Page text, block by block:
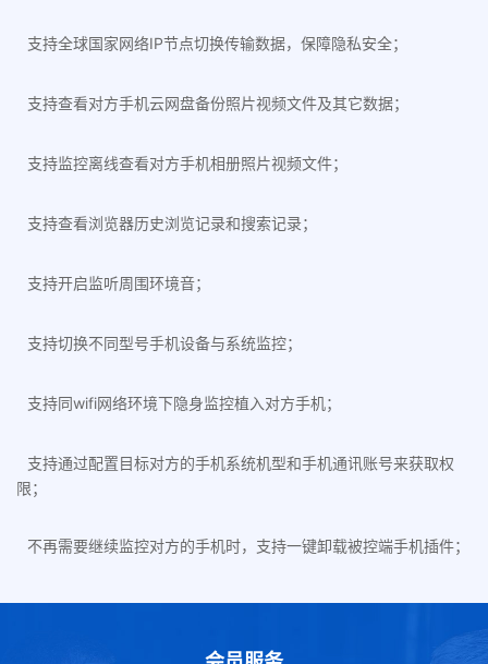
支持全球国家网络IP节点切换传输数据，保障隐私安全；
支持查看对方手机云网盘备份照片视频文件及其它数据；
支持监控离线查看对方手机相册照片视频文件；
支持查看浏览器历史浏览记录和搜索记录；
支持开启监听周围环境音；
支持切换不同型号手机设备与系统监控；
支持同wifi网络环境下隐身监控植入对方手机；
支持通过配置目标对方的手机系统机型和手机通讯账号来获取权
限；
不再需要继续监控对方的手机时，支持一键卸载被控端手机插件；